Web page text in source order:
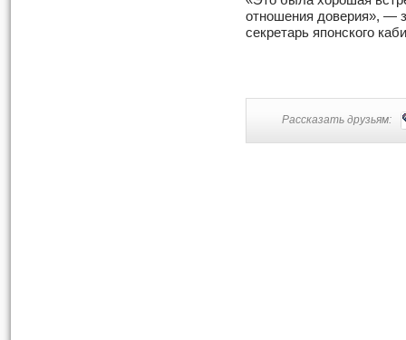
отношения доверия», —
секретарь японского
Рассказать друзьям: